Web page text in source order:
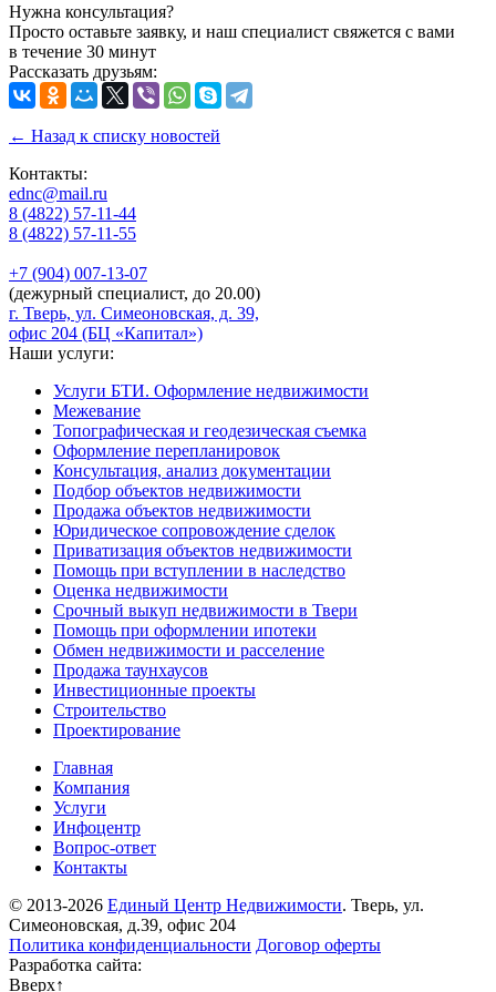
Нужна консультация?
Просто оставьте заявку, и наш специалист свяжется с вами
в течение 30 минут
Рассказать друзьям:
← Назад к списку новостей
Контакты:
ednc@mail.ru
8 (4822) 57-11-44
8 (4822) 57-11-55
+7 (904) 007-13-07
(дежурный специалист, до 20.00)
г. Тверь, ул. Симеоновская, д. 39,
офис 204 (БЦ «Капитал»)
Наши услуги:
Услуги БТИ. Оформление недвижимости
Межевание
Топографическая и геодезическая съемка
Оформление перепланировок
Консультация, анализ документации
Подбор объектов недвижимости
Продажа объектов недвижимости
Юридическое сопровождение сделок
Приватизация объектов недвижимости
Помощь при вступлении в наследство
Оценка недвижимости
Срочный выкуп недвижимости в Твери
Помощь при оформлении ипотеки
Обмен недвижимости и расселение
Продажа таунхаусов
Инвестиционные проекты
Строительство
Проектирование
Главная
Компания
Услуги
Инфоцентр
Вопрос-ответ
Контакты
© 2013-2026 Единый Центр Недвижимости. Тверь, ул.
Симеоновская, д.39, офис 204
Политика конфиденциальности Договор оферты
Разработка сайта:
Вверх↑